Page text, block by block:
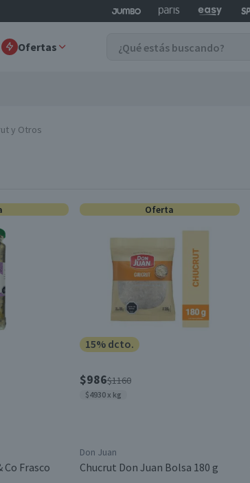
Ofertas
y Otros
Co Frasco
Oferta
15% dcto.
$986$1160
$4930 x kg
Don Juan
Chucrut Don Juan Bolsa 180 g